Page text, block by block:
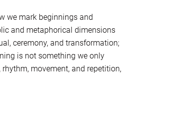
we mark beginnings and
and metaphorical dimensions
ceremony, and transformation;
is not something we only
movement, and repetition,